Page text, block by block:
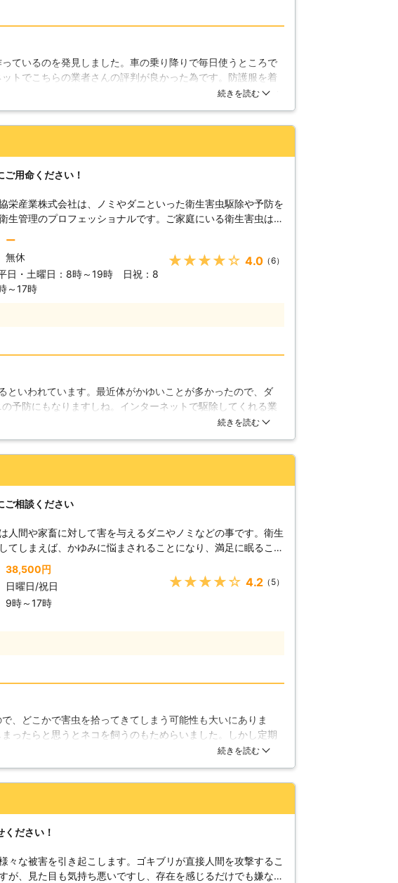
頃までがそれにあたります。この時期は巣の規模が一番大き
この時期はとても攻撃的です。家の近くなどで、これらの巣を
絶対に近づかないようにしましょう。
ているのを発見しました。車の乗り降りで毎日使うところで
トでこちらの業者さんの評判が良かった為です。防護服を着
して下さいました。無事撤去が出来た時、ようやく胸をなで
続きを読む
用命ください！
栄産業株式会社は、ノミやダニといった衛生害虫駆除や予防を
生管理のプロフェッショナルです。ご家庭にいる衛生害虫は、
しなければ、なかなか改善されず、死骸や糞をそのままにして
支炎などのアレルギー症状が現れる場合があります。完全に死
去するためには、水洗いなどが有効ですが、スプリングベッド
どは丸洗いすることが難しく、生乾きの状態が続けばカビなど
まいます。そんな時は当社にお任せください。駆除が難しいそ
た、かゆみが強ければ、満足に眠ることも許されず、ストレス
く一方でしょう。気づくのが遅れれば遅れるほど、ペットの症
りますから、あらかじめ予防や、運よく早期発見した場合はす
ることで、リスクを下げることができますので、是非当社をご
。
ー
無休
日・土曜日：8時～19時 日祝：8
～17時
★★★★★ 4.0（6）
といわれています。最近体がかゆいことが多かったので、ダ
予防にもなりますしね。インターネットで駆除してくれる業
とができました。その中から、一番安そうな業者に依頼をす
続きを読む
ご相談ください
人間や家畜に対して害を与えるダニやノミなどの事です。衛生
てしまえば、かゆみに悩まされることになり、満足に眠ること
てしまうでしょう。また、お年寄りや小さなお子様は抵抗力が
通常より重くなってしまうこともあります。もし、衛生害虫の
、お悩みでしたら是非西武消毒株式会社にご連絡ください。当
の衛生害虫駆除から対策まで全て対応させていただいておりま
も多く存在し、顔や空気中にもダニはいます。いるだけであれ
ら、ダニと思しき被害があれば、早急に対処し、ダニの被害に
に前もって対策を行っておくことが重要です。
38,500円
日曜日/祝日
9時～17時
★★★★★ 4.2 （5）
、どこかで害虫を拾ってきてしまう可能性も大いにありま
ったらと思うとネコを飼うのもためらいました。しかし定期
はその悩みは解決しました。子供たちにもネコにも有害でな
続きを読む
ださい！
々な被害を引き起こします。ゴキブリが直接人間を攻撃するこ
が、見た目も気持ち悪いですし、存在を感じるだけでも嫌な思